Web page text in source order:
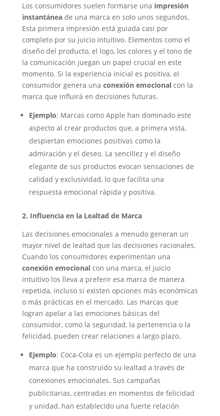
Los consumidores suelen formarse una impresión
instantáneade una marca en solo unos segundos.
Esta primera impresión está guiada casi por
completo por su juicio intuitivo. Elementos como el
diseño del producto, el logo, los colores y el tono de
la comunicación juegan un papel crucial en este
momento. Si la experiencia inicial es positiva, el
consumidor genera una conexión emocionalcon la
marca que influirá en decisiones futuras.
Ejemplo: Marcas como Apple han dominado este
aspecto al crear productos que, a primera vista,
despiertan emociones positivas como la
admiración y el deseo. La sencillez y el diseño
elegante de sus productos evocan sensaciones de
calidad y exclusividad, lo que facilita una
respuesta emocional rápida y positiva.
2. Influencia en la Lealtad de Marca
Las decisiones emocionales a menudo generan un
mayor nivel de lealtad que las decisiones racionales.
Cuando los consumidores experimentan una
conexión emocionalcon una marca, el juicio
intuitivo los lleva a preferir esa marca de manera
repetida, incluso si existen opciones más económicas
o más prácticas en el mercado. Las marcas que
logran apelar a las emociones básicas del
consumidor, como la seguridad, la pertenencia o la
felicidad, pueden crear relaciones a largo plazo.
Ejemplo: Coca-Cola es un ejemplo perfecto de una
marca que ha construido su lealtad a través de
conexiones emocionales. Sus campañas
publicitarias, centradas en momentos de felicidad
y unidad, han establecido una fuerte relación